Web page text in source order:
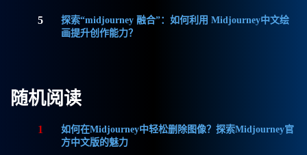
5
探索“midjourney 融合”：如何利用 Midjourney中文绘
画提升创作能力？
随机阅读
1
如何在Midjourney中轻松删除图像？探索Midjourney官
方中文版的魅力